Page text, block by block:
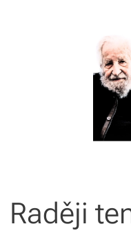
Raději